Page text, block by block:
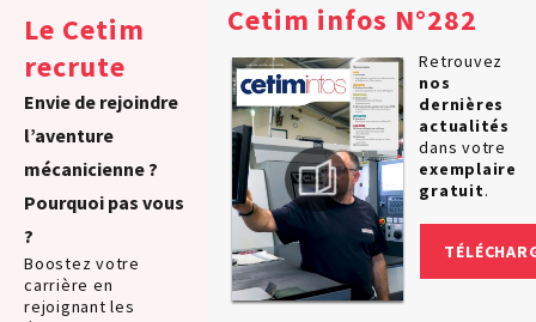
Cetim infos N°282
Retrouvez
nos
dernières
actualités
dans votre
exemplaire
gratuit.
Le Cetim
recrute
Envie de rejoindre
l’aventure
mécanicienne ?
Pourquoi pas vous
?
Boostez votre
carrière en
rejoignant les